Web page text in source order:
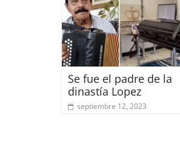
Se fue el padre de la
dinastía Lopez
septiembre 12, 2023